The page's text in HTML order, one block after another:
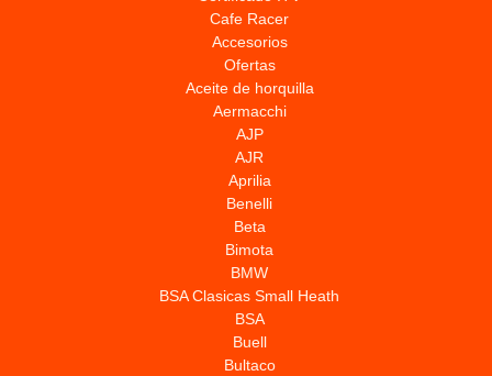
Cafe Racer
Accesorios
Ofertas
Aceite de horquilla
Aermacchi
AJP
AJR
Aprilia
Benelli
Beta
Bimota
BMW
BSA Clasicas Small Heath
BSA
Buell
Bultaco